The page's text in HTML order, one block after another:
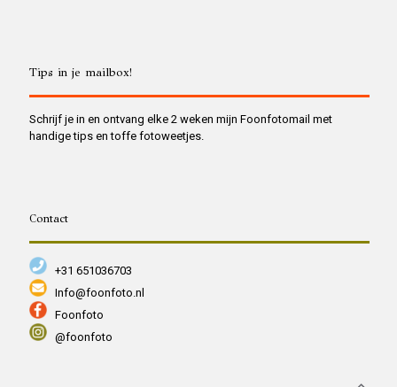
Tips in je mailbox!
Schrijf je in en ontvang elke 2 weken mijn Foonfotomail met
handige tips en toffe fotoweetjes.
Contact
+31 651036703
Info@foonfoto.nl
Foonfoto
@foonfoto